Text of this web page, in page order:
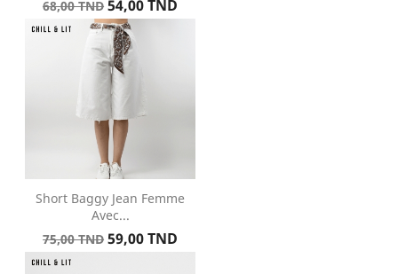
Prix
de
68,00 TND Prix
54,00 TND
Short Baggy Jean Femme
Avec...
Prix
de
75,00 TND Prix
59,00 TND